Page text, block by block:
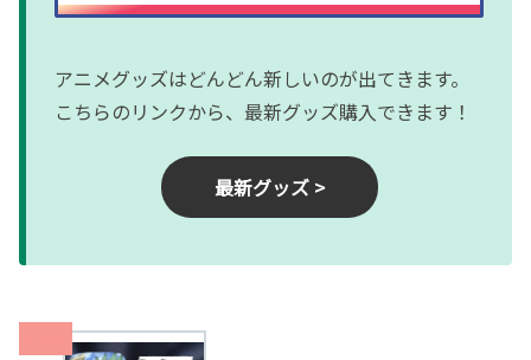
アニメグッズはどんどん新しいのが出てきます。
こちらのリンクから、最新グッズ購入できます！
最新グッズ >